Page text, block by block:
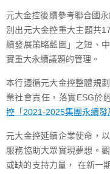
元大金控後續參考聯合國
別出元大金控重大主題共
續發展策略藍圖」之短、
實重大永續議題的管理。
本行遵循元大金控整體規
業社會責任，落實ESG於
控「2021-2025集團永續
元大金控延續企業使命，
服務協助大眾實現夢想。
或缺的支持力量， 在新一